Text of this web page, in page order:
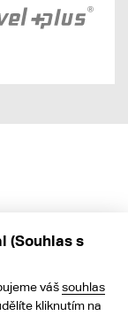
(Souhlas s
vášsouhlas
kliknutím na